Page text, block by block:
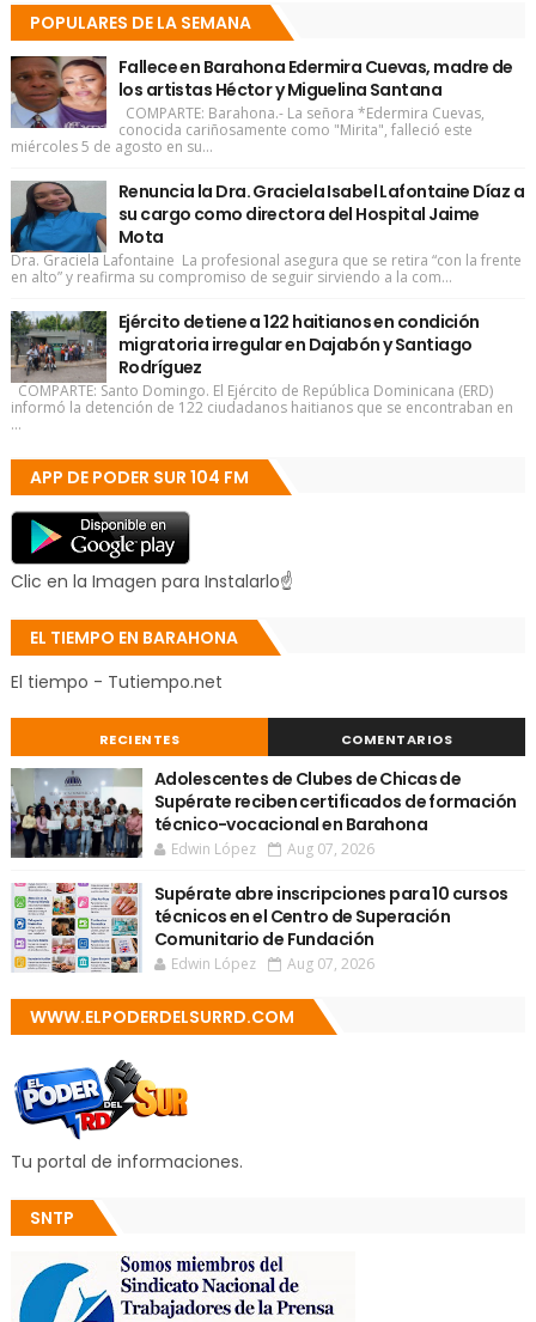
POPULARES DE LA SEMANA
Fallece en Barahona Edermira Cuevas, madre de
los artistas Héctor y Miguelina Santana
COMPARTE: Barahona.- La señora *Edermira Cuevas,
conocida cariñosamente como "Mirita", falleció este
miércoles 5 de agosto en su...
Renuncia la Dra. Graciela Isabel Lafontaine Díaz a
su cargo como directora del Hospital Jaime
Mota
Dra. Graciela Lafontaine La profesional asegura que se retira “con la frente
en alto” y reafirma su compromiso de seguir sirviendo a la com...
Ejército detiene a 122 haitianos en condición
migratoria irregular en Dajabón y Santiago
Rodríguez
COMPARTE: Santo Domingo. El Ejército de República Dominicana (ERD)
informó la detención de 122 ciudadanos haitianos que se encontraban en
...
APP DE PODER SUR 104 FM
Clic en la Imagen para Instalarlo☝
EL TIEMPO EN BARAHONA
El tiempo - Tutiempo.net
RECIENTES COMENTARIOS
Adolescentes de Clubes de Chicas de
Supérate reciben certificados de formación
técnico-vocacional en Barahona
Edwin López Aug 07, 2026
Supérate abre inscripciones para 10 cursos
técnicos en el Centro de Superación
Comunitario de Fundación
Edwin López Aug 07, 2026
WWW.ELPODERDELSURRD.COM
Tu portal de informaciones.
SNTP